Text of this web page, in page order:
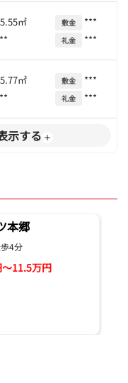
㎡ 敷金 ***
礼金 ***
㎡ 敷金 ***
礼金 ***
示する
本郷
4分
11.5万円